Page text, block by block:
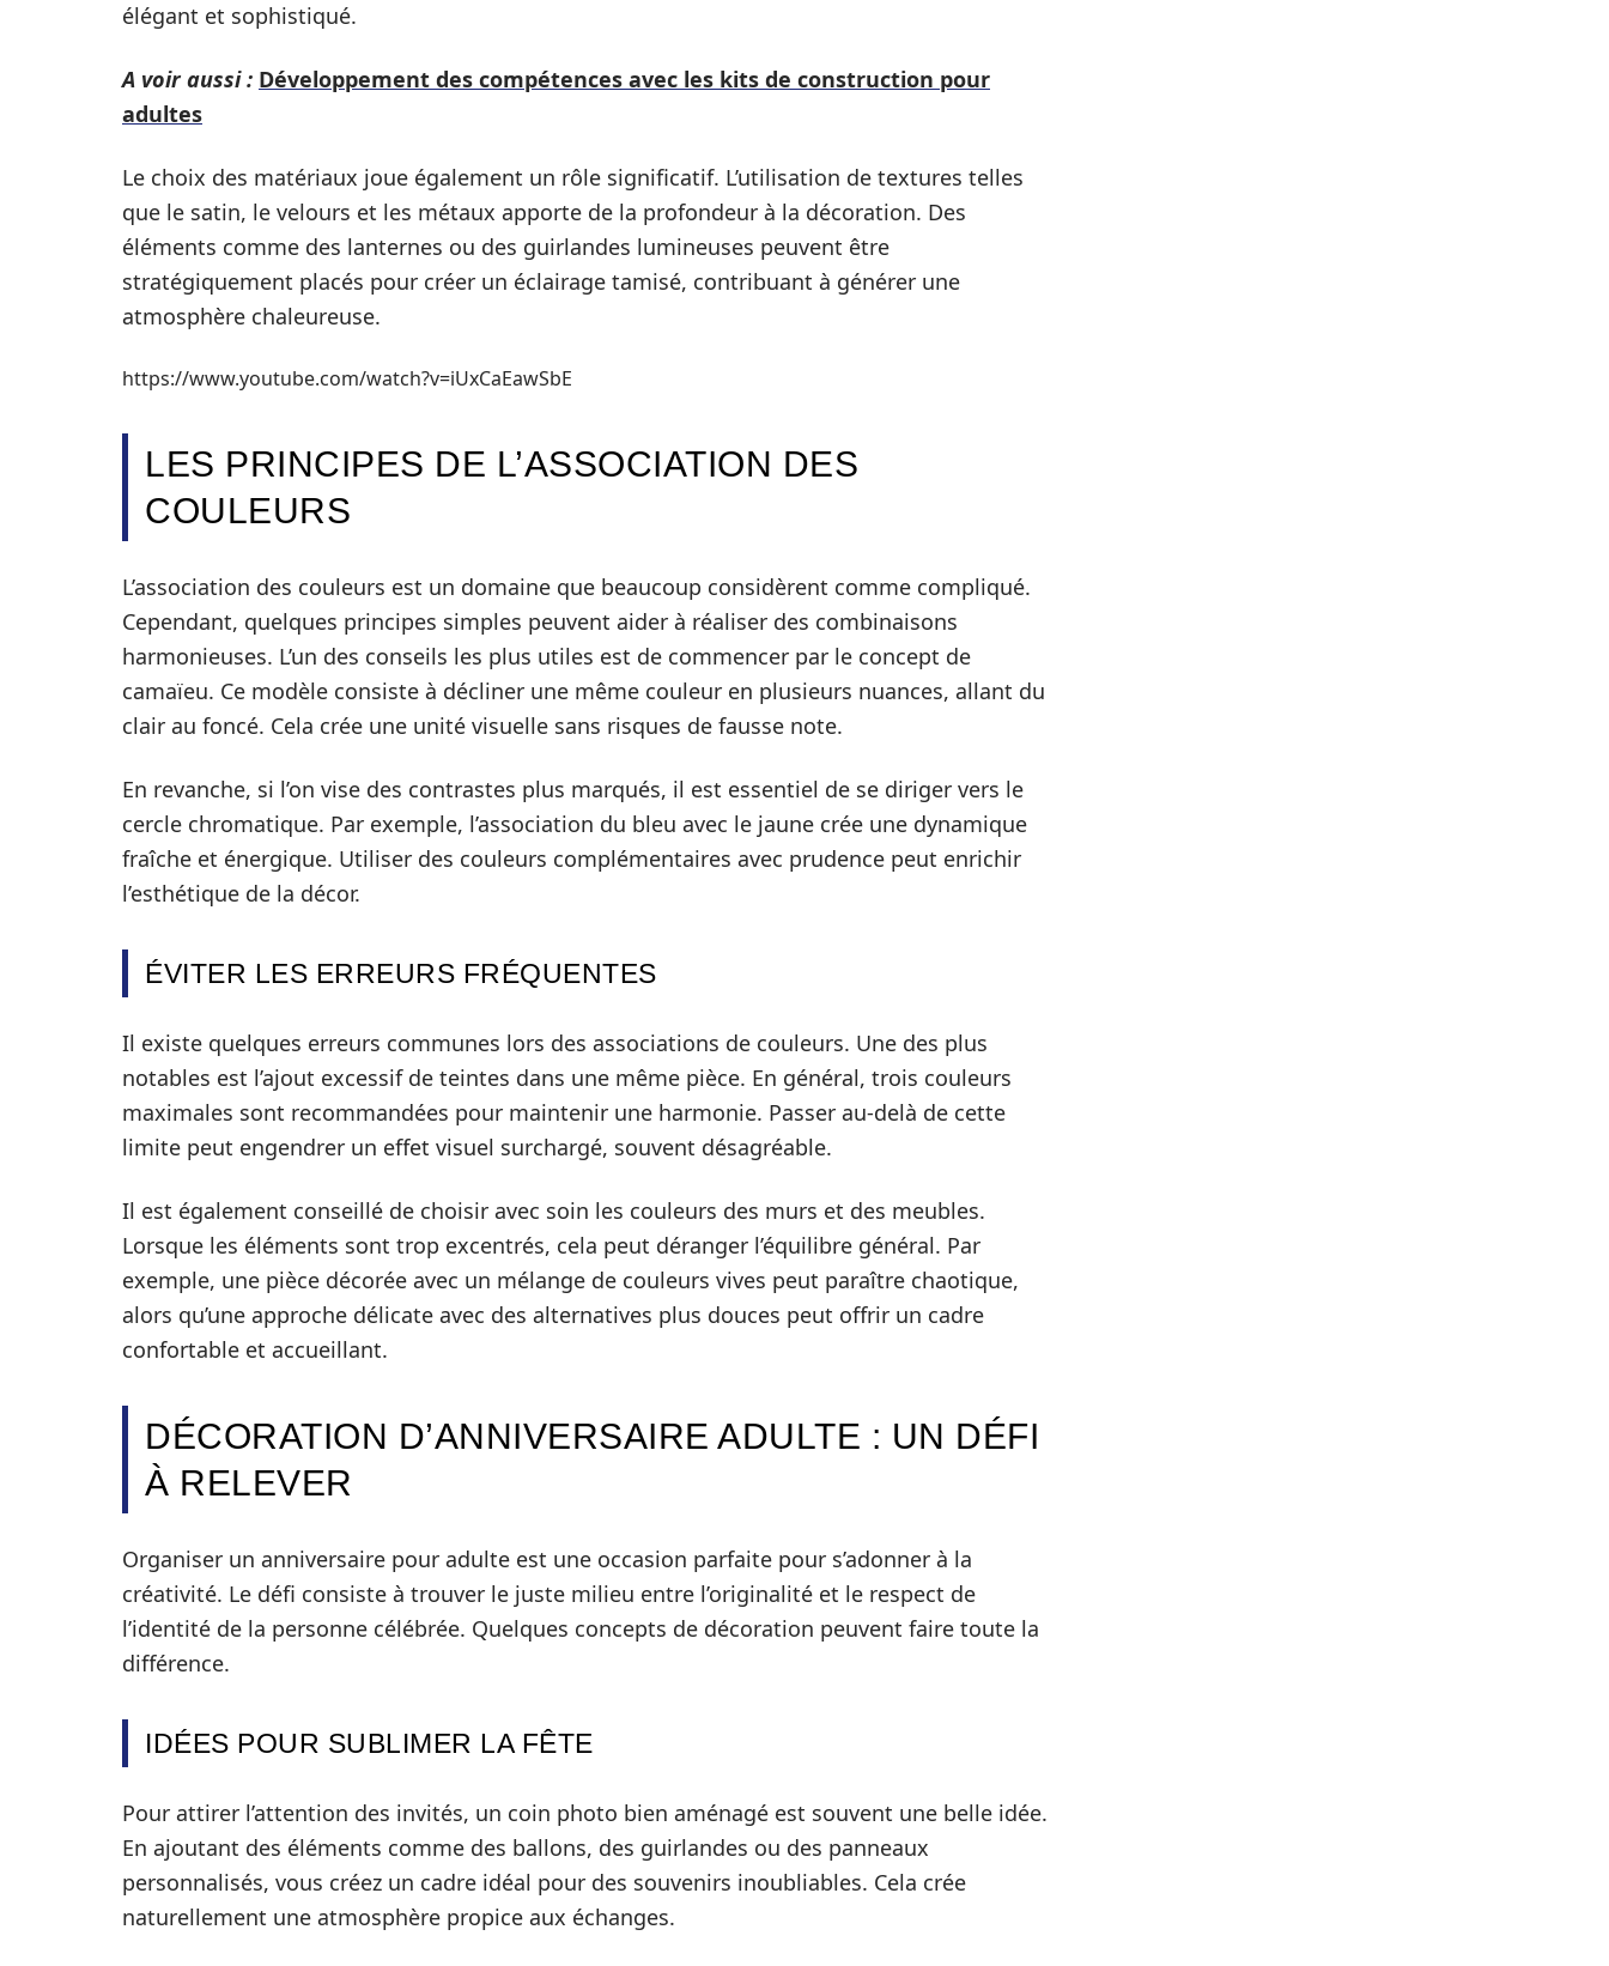
élégant et sophistiqué.
A voir aussi : Développement des compétences avec les kits de construction pour
adultes
Le choix des matériaux joue également un rôle significatif. L’utilisation de textures telles
que le satin, le velours et les métaux apporte de la profondeur à la décoration. Des
éléments comme des lanternes ou des guirlandes lumineuses peuvent être
stratégiquement placés pour créer un éclairage tamisé, contribuant à générer une
atmosphère chaleureuse.
https://www.youtube.com/watch?v=iUxCaEawSbE
LES PRINCIPES DE L’ASSOCIATION DES
COULEURS
L’association des couleurs est un domaine que beaucoup considèrent comme compliqué.
Cependant, quelques principes simples peuvent aider à réaliser des combinaisons
harmonieuses. L’un des conseils les plus utiles est de commencer par le concept de
camaïeu. Ce modèle consiste à décliner une même couleur en plusieurs nuances, allant du
clair au foncé. Cela crée une unité visuelle sans risques de fausse note.
En revanche, si l’on vise des contrastes plus marqués, il est essentiel de se diriger vers le
cercle chromatique. Par exemple, l’association du bleu avec le jaune crée une dynamique
fraîche et énergique. Utiliser des couleurs complémentaires avec prudence peut enrichir
l’esthétique de la décor.
ÉVITER LES ERREURS FRÉQUENTES
Il existe quelques erreurs communes lors des associations de couleurs. Une des plus
notables est l’ajout excessif de teintes dans une même pièce. En général, trois couleurs
maximales sont recommandées pour maintenir une harmonie. Passer au-delà de cette
limite peut engendrer un effet visuel surchargé, souvent désagréable.
Il est également conseillé de choisir avec soin les couleurs des murs et des meubles.
Lorsque les éléments sont trop excentrés, cela peut déranger l’équilibre général. Par
exemple, une pièce décorée avec un mélange de couleurs vives peut paraître chaotique,
alors qu’une approche délicate avec des alternatives plus douces peut offrir un cadre
confortable et accueillant.
DÉCORATION D’ANNIVERSAIRE ADULTE : UN DÉFI
À RELEVER
Organiser un anniversaire pour adulte est une occasion parfaite pour s’adonner à la
créativité. Le défi consiste à trouver le juste milieu entre l’originalité et le respect de
l’identité de la personne célébrée. Quelques concepts de décoration peuvent faire toute la
différence.
IDÉES POUR SUBLIMER LA FÊTE
Pour attirer l’attention des invités, un coin photo bien aménagé est souvent une belle idée.
En ajoutant des éléments comme des ballons, des guirlandes ou des panneaux
personnalisés, vous créez un cadre idéal pour des souvenirs inoubliables. Cela crée
naturellement une atmosphère propice aux échanges.